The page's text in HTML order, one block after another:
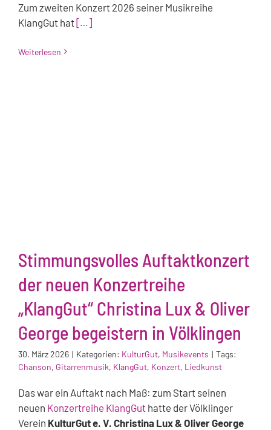
Zum zweiten Konzert 2026 seiner Musikreihe
KlangGut hat[…]
Weiterlesen
Stimmungsvolles Auftaktkonzert
der neuen Konzertreihe
„KlangGut“ Christina Lux & Oliver
George begeistern in Völklingen
30. März 2026 | Kategorien: KulturGut, Musikevents | Tags:
Chanson, Gitarrenmusik, KlangGut, Konzert, Liedkunst
Das war ein Auftakt nach Maß: zum Start seinen
neuen Konzertreihe KlangGut hatte der Völklinger
Verein KulturGut e. V. Christina Lux & Oliver George